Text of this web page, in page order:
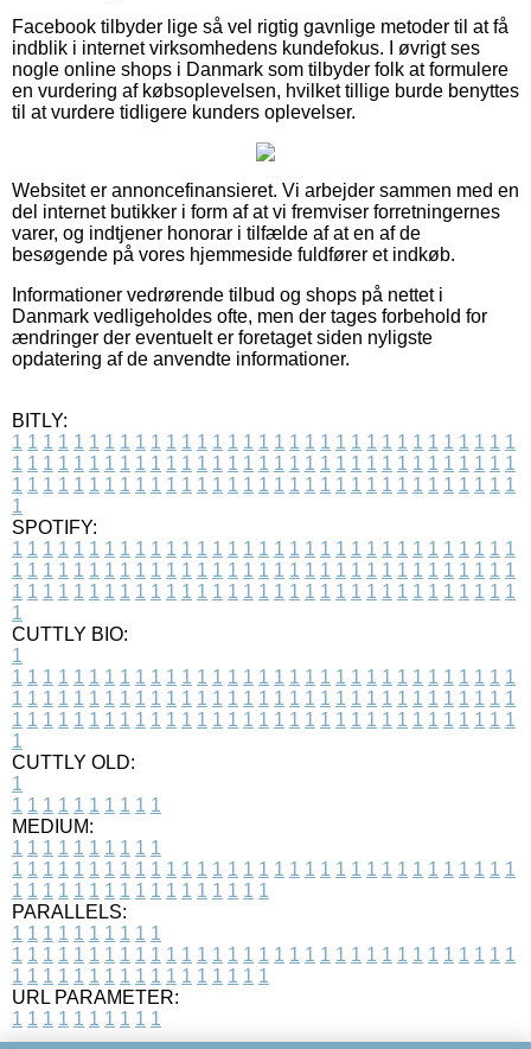
Facebook tilbyder lige så vel rigtig gavnlige metoder til at få
indblik i internet virksomhedens kundefokus. I øvrigt ses
nogle online shops i Danmark som tilbyder folk at formulere
en vurdering af købsoplevelsen, hvilket tillige burde benyttes
til at vurdere tidligere kunders oplevelser.
Websitet er annoncefinansieret. Vi arbejder sammen med en
del internet butikker i form af at vi fremviser forretningernes
varer, og indtjener honorar i tilfælde af at en af de
besøgende på vores hjemmeside fuldfører et indkøb.
Informationer vedrørende tilbud og shops på nettet i
Danmark vedligeholdes ofte, men der tages forbehold for
ændringer der eventuelt er foretaget siden nyligste
opdatering af de anvendte informationer.
BITLY:
1 1 1 1 1 1 1 1 1 1 1 1 1 1 1 1 1 1 1 1 1 1 1 1 1 1 1 1 1 1 1 1 1
1 1 1 1 1 1 1 1 1 1 1 1 1 1 1 1 1 1 1 1 1 1 1 1 1 1 1 1 1 1 1 1 1
1 1 1 1 1 1 1 1 1 1 1 1 1 1 1 1 1 1 1 1 1 1 1 1 1 1 1 1 1 1 1 1 1
1
SPOTIFY:
1 1 1 1 1 1 1 1 1 1 1 1 1 1 1 1 1 1 1 1 1 1 1 1 1 1 1 1 1 1 1 1 1
1 1 1 1 1 1 1 1 1 1 1 1 1 1 1 1 1 1 1 1 1 1 1 1 1 1 1 1 1 1 1 1 1
1 1 1 1 1 1 1 1 1 1 1 1 1 1 1 1 1 1 1 1 1 1 1 1 1 1 1 1 1 1 1 1 1
1
CUTTLY BIO:
1
1 1 1 1 1 1 1 1 1 1 1 1 1 1 1 1 1 1 1 1 1 1 1 1 1 1 1 1 1 1 1 1 1
1 1 1 1 1 1 1 1 1 1 1 1 1 1 1 1 1 1 1 1 1 1 1 1 1 1 1 1 1 1 1 1 1
1 1 1 1 1 1 1 1 1 1 1 1 1 1 1 1 1 1 1 1 1 1 1 1 1 1 1 1 1 1 1 1 1
1
CUTTLY OLD:
1
1 1 1 1 1 1 1 1 1 1
MEDIUM:
1 1 1 1 1 1 1 1 1 1
1 1 1 1 1 1 1 1 1 1 1 1 1 1 1 1 1 1 1 1 1 1 1 1 1 1 1 1 1 1 1 1 1
1 1 1 1 1 1 1 1 1 1 1 1 1 1 1 1 1
PARALLELS:
1 1 1 1 1 1 1 1 1 1
1 1 1 1 1 1 1 1 1 1 1 1 1 1 1 1 1 1 1 1 1 1 1 1 1 1 1 1 1 1 1 1 1
1 1 1 1 1 1 1 1 1 1 1 1 1 1 1 1 1
URL PARAMETER:
1 1 1 1 1 1 1 1 1 1